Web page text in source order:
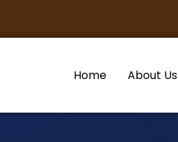
Home About Us